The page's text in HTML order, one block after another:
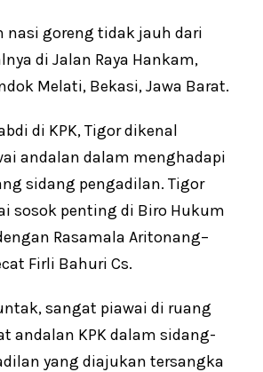
nasi goreng tidak jauh dari
di Jalan Raya Hankam,
Melati, Bekasi, Jawa Barat.
di KPK, Tigor dikenal
andalan dalam menghadapi
sidang pengadilan. Tigor
sosok penting di Biro Hukum
Rasamala Aritonang–
Firli Bahuri Cs.
sangat piawai di ruang
andalan KPK dalam sidang-
yang diajukan tersangka